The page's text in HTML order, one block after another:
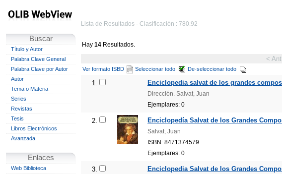
Buscar
Título y Autor
Palabra Clave General
Palabra Clave por Autor
Autor
Tema o Materia
Series
Revistas
Tesis
Libros Electrónicos
Avanzada
Enlaces
Web Biblioteca
Lista de Resultados - Clasificación : 780.92
Hay 14 Resultados.
<
Ver formato ISBD Seleccionar todo De-seleccionar todo
1. Enciclopedia salvat de los grandes
Dirección. Salvat, Juan
Ejemplares: 0
2. Enciclopedía Salvat de los Grandes
Salvat, Juan
ISBN: 8471374579
Ejemplares: 0
3. Enciclopedia Salvat de los Grandes